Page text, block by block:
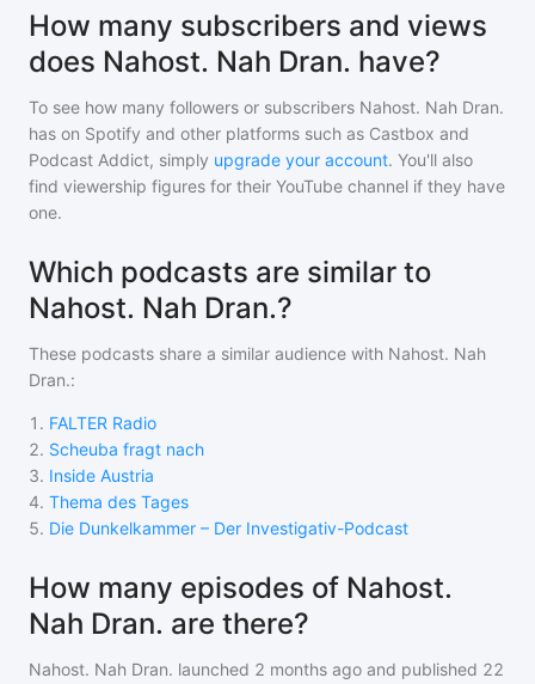
How many subscribers and views
does Nahost. Nah Dran. have?
To see how many followers or subscribers Nahost. Nah Dran.
has on Spotify and other platforms such as Castbox and
Podcast Addict, simply upgrade your account. You'll also
find viewership figures for their YouTube channel if they have
one.
Which podcasts are similar to
Nahost. Nah Dran.?
These podcasts share a similar audience with Nahost. Nah
Dran.:
1 . FALTER Radio
2. Scheuba fragt nach
3. Inside Austria
4. Thema des Tages
5. Die Dunkelkammer – Der Investigativ-Podcast
How many episodes of Nahost.
Nah Dran. are there?
Nahost. Nah Dran. launched 2 months ago and published 22